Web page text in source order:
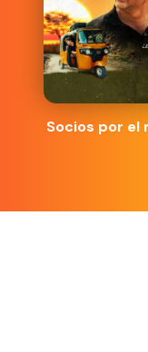
Socios por el